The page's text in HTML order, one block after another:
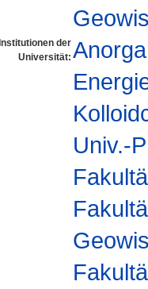
Institutionen der
Universität:
Univ.-